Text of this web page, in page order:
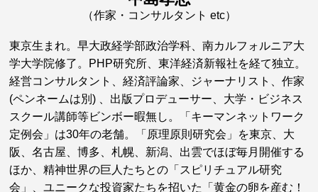
（作家・コンサルタント etc）
東京生まれ。早大政経学部政治学科、南カルフォルニア大
学大学院修了。PHP研究所、東洋経済新報社を経て独立。
経営コンサルタント、経済評論家、ジャーナリスト、作家
(ペンネームは別) 、出版プロデューサー、大学・ビジネス
スクール講師等ビンボー暇無し。「キーマンネットワーク
定例会」は30年の老舗。「原理原則研究会」を東京、大
阪、名古屋、博多、札幌、新潟、出雲でほぼ毎月開催する
ほか、精神世界の巨人たちとの「スピリチュアル研究
会」、ユニークな投資家たちを招いた「黄金の卵を産む！